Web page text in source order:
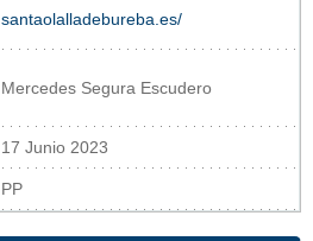
santaolalladebureba.es/
Mercedes Segura Escudero
17 Junio 2023
PP